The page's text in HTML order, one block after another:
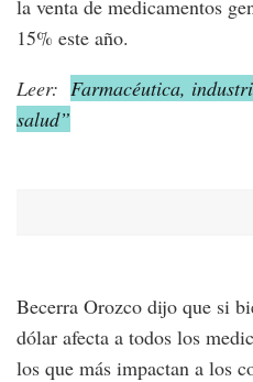
la venta de medicamentos
15% este año.
Leer: Farmacéutica,
salud”
Becerra Orozco dijo que si
dólar afecta a todos los
los que más impactan a los